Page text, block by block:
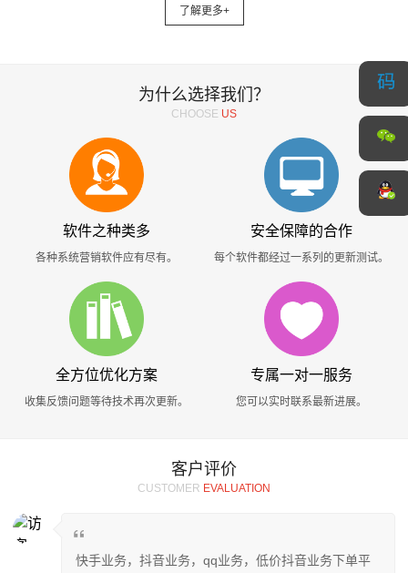
了解更多+
为什么选择我们？
CHOOSE US
软件之种类多
各种系统营销软件应有尽有。
安全保障的合作
每个软件都经过一系列的更新测试。
全方位优化方案
收集反馈问题等待技术再次更新。
专属一对一服务
您可以实时联系最新进展。
客户评价
CUSTOMER EVALUATION
快手业务，抖音业务，qq业务，低价抖音业务下单平